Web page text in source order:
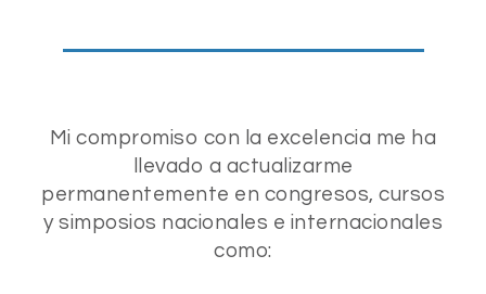
Mi compromiso con la excelencia me ha
llevado a actualizarme
permanentemente en congresos, cursos
y simposios nacionales e internacionales
como: